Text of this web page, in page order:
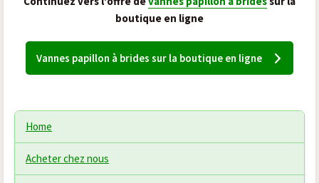
boutique en ligne
Vannes papillon à brides sur la boutique en ligne
Home
Acheter chez nous